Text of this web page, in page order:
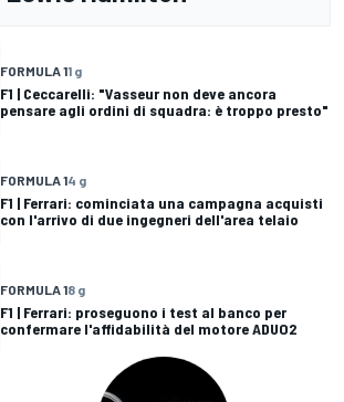
FORMULA 11 g
F1 | Ceccarelli: "Vasseur non deve ancora
pensare agli ordini di squadra: è troppo presto"
FORMULA 14 g
F1 | Ferrari: cominciata una campagna acquisti
con l'arrivo di due ingegneri dell'area telaio
FORMULA 18 g
F1 | Ferrari: proseguono i test al banco per
confermare l'affidabilità del motore ADUO2